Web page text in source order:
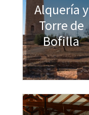
Alquería y
Torre de
Bofilla